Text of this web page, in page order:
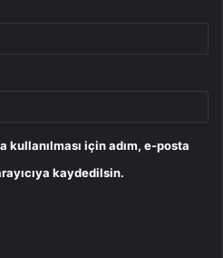
kullanılması için adım, e-posta
kaydedilsin.